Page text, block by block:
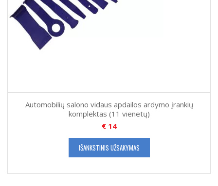
Automobilių salono vidaus apdailos ardymo įrankių
komplektas (11 vienetų)
€14
IŠANKSTINIS UŽSAKYMAS